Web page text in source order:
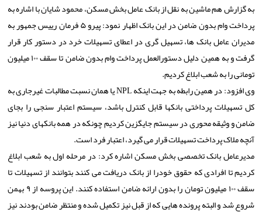
به گزارش هم ماشین به نقل از بانک عامل بخش مسکن، محمود شایان با اشاره به
پرداخت وام بدون ضامن در این بانک اظهار نمود: پیرو ۵ فرمان رییس جمهور به
مدیران عامل بانک ها، تسهیل گری در اعطای تسهیلات خرد در دستور کار قرار
گرفت و به همین دلیل دستورالعمل پرداخت وام بدون ضامن تا سقف ۱۰۰ میلیون
تومانی را به شعب ابلاغ کردیم.
وی افزود: در همین رابطه به جهت اینکه NPL یا همان نسبت مطالبات غیرجاری به
کل تسهیلات پرداختی بانکها قابل کنترل باشد، سیستم اعتبار سنجی را بجای
ضامن و وثیقه محوری در سیستم جایگزین کردیم چونکه در همه بانکهای دنیا نیز
آنچه ملاک پرداخت تسهیلات قرار می گیرد، اعتبار فرد است.
مدیرعامل بانک تخصصی بخش مسکن اشاره کرد: در مرحله اول به شعب ابلاغ
کردیم تا افرادی که حقوق خودرا از بانک دریافت می کنند بتوانند از تسهیلات تا
سقف ۱۰۰ میلیون تومان را بدون ارائه ضامن استفاده کنند. این پروسه از ۹ بهمن
شروع شد و البته پرونده هایی که از قبل نیز تکمیل شده و منتظر ضامن بودند نیز